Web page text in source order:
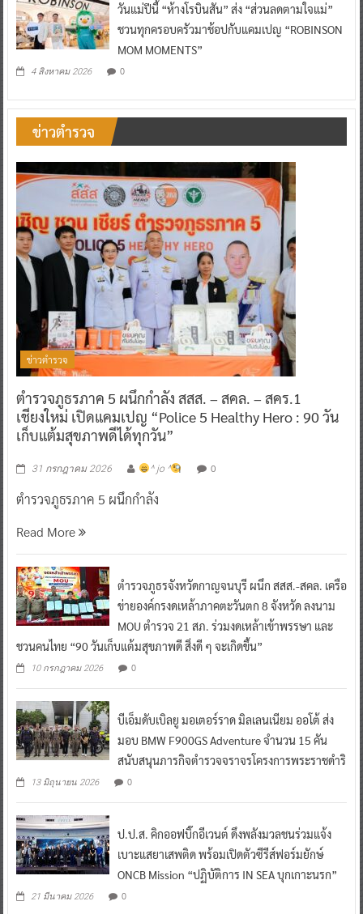
วันแม่ปีนี้ “ห้างโรบินสัน” ส่ง “ส่วนลดตามใจแม่”
ชวนทุกครอบครัวมาช้อปกับแคมเปญ “ROBINSON
MOM MOMENTS”
4 สิงหาคม 2026 0
ข่าวตำรวจ
ข่าวตำรวจ
ตำรวจภูธรภาค 5 ผนึกกำลัง สสส. – สคล. – สคร.1
เชียงใหม่ เปิดแคมเปญ “Police 5 Healthy Hero : 90 วัน
เก็บแต้มสุขภาพดีได้ทุกวัน”
31 กรกฎาคม 2026 ^ jo ^ 0
ตำรวจภูธรภาค 5 ผนึกกำลัง
Read More
ตำรวจภูธรจังหวัดกาญจนบุรี ผนึก สสส.-สคล. เครือ
ข่ายองค์กรงดเหล้าภาคตะวันตก 8 จังหวัด ลงนาม
MOU ตำรวจ 21 สภ. ร่วมงดเหล้าเข้าพรรษา และ
ชวนคนไทย “90 วันเก็บแต้มสุขภาพดี สิ่งดี ๆ จะเกิดขึ้น”
10 กรกฎาคม 2026 0
บีเอ็มดับเบิลยู มอเตอร์ราด มิลเลนเนียม ออโต้ ส่ง
มอบ BMW F900GS Adventure จำนวน 15 คัน
สนับสนุนภารกิจตำรวจจราจรโครงการพระราชดำริ
13 มิถุนายน 2026 0
ป.ป.ส. คิกออฟบิ๊กอีเวนต์ ดึงพลังมวลชนร่วมแจ้ง
เบาะแสยาเสพติด พร้อมเปิดตัวซีรีส์ฟอร์มยักษ์
ONCB Mission “ปฏิบัติการ IN SEA บุกเกาะนรก”
21 มีนาคม 2026 0